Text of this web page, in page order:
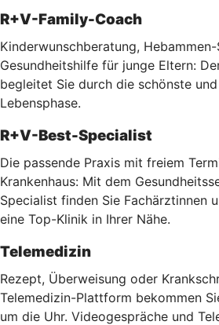
R+V-Family-Coach
Kinderwunschberatung,
Gesundheitshilfe für junge Eltern:
begleitet Sie durch die schönste
Lebensphase.
R+V-Best-Specialist
Die passende Praxis mit freiem
Krankenhaus: Mit dem
Specialist finden Sie Fachärztinnen
eine Top-Klinik in Ihrer Nähe.
Telemedizin
Rezept, Überweisung oder
Telemedizin-Plattform bekommen
um die Uhr. Videogespräche und